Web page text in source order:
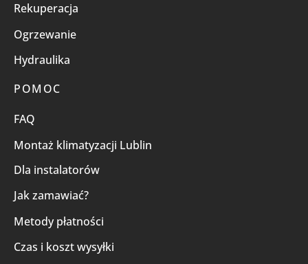
Rekuperacja
Ogrzewanie
Hydraulika
POMOC
FAQ
Montaż klimatyzacji Lublin
Dla instalatorów
Jak zamawiać?
Metody płatności
Czas i koszt wysyłki